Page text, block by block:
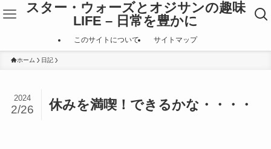
スター・ウォーズとオジサンの趣味
LIFE – 日常を豊かに
このサイトについて サイトマップ
ホーム 日記
休みを満喫！できるかな・・・・
2024
2/26